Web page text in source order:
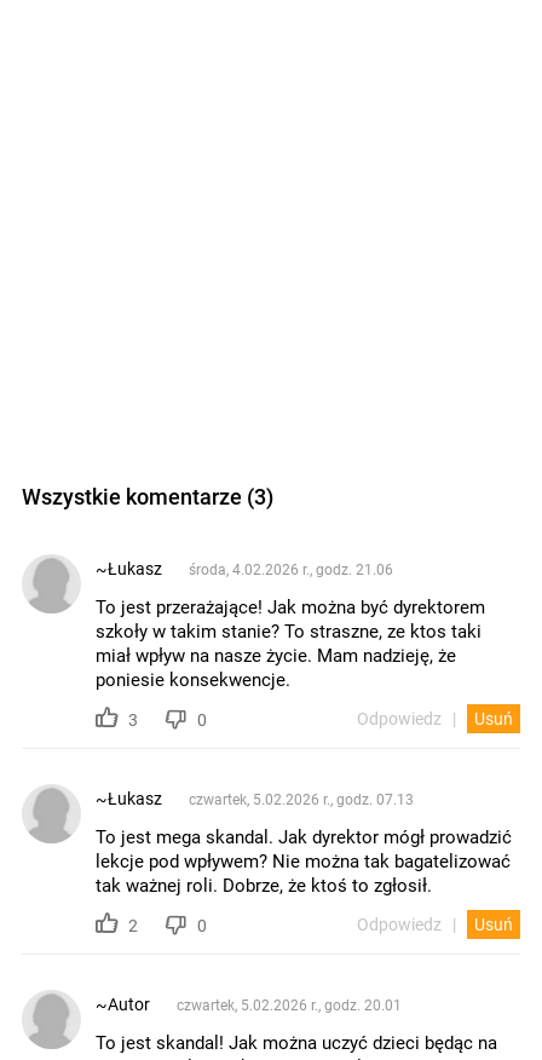
Wszystkie komentarze (3)
~Łukasz środa, 4.02.2026 r., godz. 21.06
To jest przerażające! Jak można być dyrektorem
szkoły w takim stanie? To straszne, ze ktos taki
miał wpływ na nasze życie. Mam nadzieję, że
poniesie konsekwencje.
3 0 Odpowiedz Usuń
~Łukasz czwartek, 5.02.2026 r., godz. 07.13
To jest mega skandal. Jak dyrektor mógł prowadzić
lekcje pod wpływem? Nie można tak bagatelizować
tak ważnej roli. Dobrze, że ktoś to zgłosił.
2 0 Odpowiedz Usuń
~Autor czwartek, 5.02.2026 r., godz. 20.01
To jest skandal! Jak można uczyć dzieci będąc na